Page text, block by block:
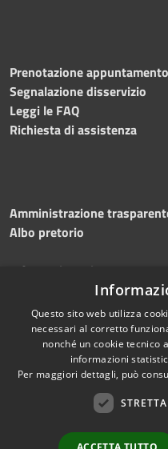
Prenotazione appuntamento
Segnalazione disservizio
Leggi le FAQ
Richiesta di assistenza
Amministrazione
Albo pretorio
Informativa privacy
Dichiarazione di accessibilità
Questo sito web utilizza
necessari al corretto
nonché un cookie tecnico
informazioni
Per maggiori dettagli, può